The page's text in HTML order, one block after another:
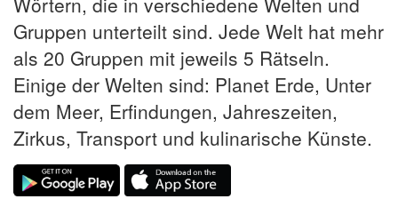
Gruppen unterteilt sind. Jede Welt hat mehr
als 20 Gruppen mit jeweils 5 Rätseln.
Einige der Welten sind: Planet Erde, Unter
dem Meer, Erfindungen, Jahreszeiten,
Zirkus, Transport und kulinarische Künste.